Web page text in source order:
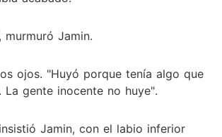
murmuró Jamin.
ojos. "Huyó porque tenía algo que
La gente inocente no huye".
Jamin, con el labio inferior